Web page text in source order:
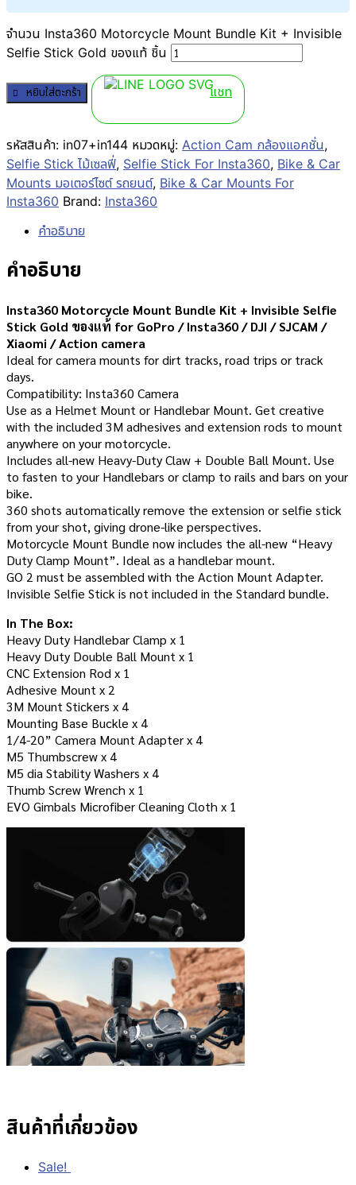
จำนวน Insta360 Motorcycle Mount Bundle Kit + Invisible
Selfie Stick Gold ของแท้ ชิ้น
หยิบใส่ตะกร้า แชท
รหัสสินค้า: in07+in144 หมวดหมู่: Action Cam กล้องแอคชั่น,
Selfie Stick ไม้เซลฟี่, Selfie Stick For Insta360, Bike & Car
Mounts มอเตอร์ไซต์ รถยนต์, Bike & Car Mounts For
Insta360 Brand: Insta360
คำอธิบาย
คำอธิบาย
Insta360 Motorcycle Mount Bundle Kit + Invisible Selfie
Stick Gold ของแท้ for GoPro / Insta360 / DJI / SJCAM /
Xiaomi / Action camera
Ideal for camera mounts for dirt tracks, road trips or track
days.
Compatibility: Insta360 Camera
Use as a Helmet Mount or Handlebar Mount. Get creative
with the included 3M adhesives and extension rods to mount
anywhere on your motorcycle.
Includes all-new Heavy-Duty Claw + Double Ball Mount. Use
to fasten to your Handlebars or clamp to rails and bars on your
bike.
360 shots automatically remove the extension or selfie stick
from your shot, giving drone-like perspectives.
Motorcycle Mount Bundle now includes the all-new “Heavy
Duty Clamp Mount”. Ideal as a handlebar mount.
GO 2 must be assembled with the Action Mount Adapter.
Invisible Selfie Stick is not included in the Standard bundle.
In The Box:
Heavy Duty Handlebar Clamp x 1
Heavy Duty Double Ball Mount x 1
CNC Extension Rod x 1
Adhesive Mount x 2
3M Mount Stickers x 4
Mounting Base Buckle x 4
1/4-20” Camera Mount Adapter x 4
M5 Thumbscrew x 4
M5 dia Stability Washers x 4
Thumb Screw Wrench x 1
EVO Gimbals Microfiber Cleaning Cloth x 1
สินค้าที่เกี่ยวข้อง
Sale!